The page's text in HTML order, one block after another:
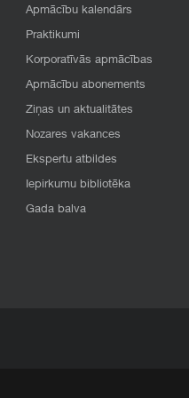
Apmācību kalendārs
Praktikumi
Korporatīvās apmācības
Apmācību abonements
Ziņas un aktualitātes
Nozares vakances
Ekspertu atbildes
Iepirkumu bibliotēka
Gada balva